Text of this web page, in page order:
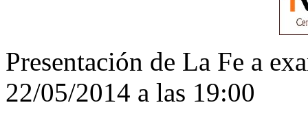
Presentación de La Fe a
22/05/2014 a las 19:00